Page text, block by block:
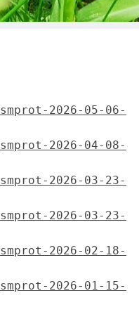
Om oss
smprot-2026-05-06-
smprot-2026-04-08-
smprot-2026-03-23-
smprot-2026-03-23-
smprot-2026-02-18-
smprot-2026-01-15-